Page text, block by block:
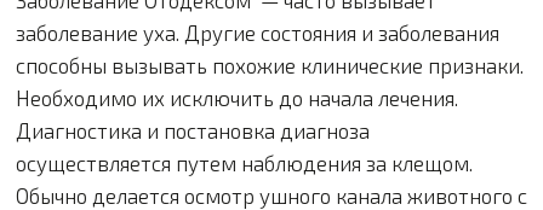
заболевание уха. Другие состояния и заболевания
способны вызывать похожие клинические признаки.
Необходимо их исключить до начала лечения.
Диагностика и постановка диагноза
осуществляется путем наблюдения за клещом.
Обычно делается осмотр ушного канала животного с